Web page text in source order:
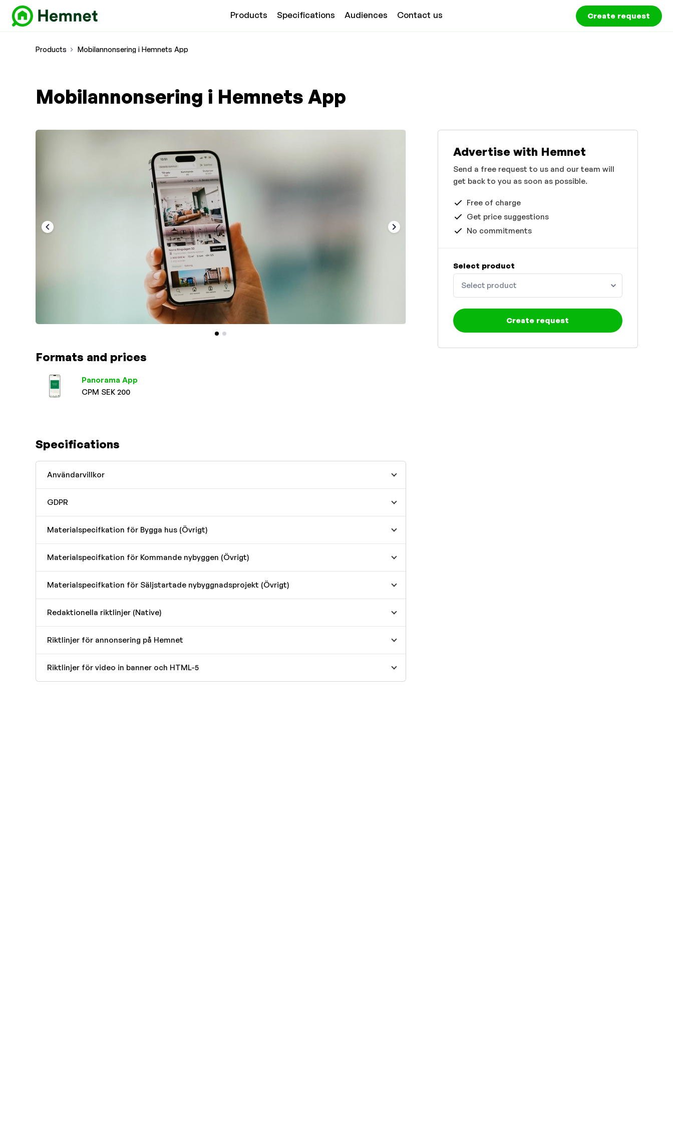
Products Specifications Audiences Contact us Create request
Products Mobilannonsering i Hemnets App
Mobilannonsering i Hemnets App
Formats and prices
Panorama App
CPM SEK 200
Specifications
Användarvillkor
GDPR
Materialspecifkation för Bygga hus (Övrigt)
Materialspecifkation för Kommande nybyggen (Övrigt)
Materialspecifkation för Säljstartade nybyggnadsprojekt (Övrigt)
Redaktionella riktlinjer (Native)
Riktlinjer för annonsering på Hemnet
Riktlinjer för video in banner och HTML-5
Advertise with Hemnet
Send a free request to us and our team will
get back to you as soon as possible.
Free of charge
Get price suggestions
No commitments
Select product
Select product
Create request